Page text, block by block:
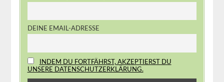
DEINE EMAIL-ADRESSE
INDEM DU FORTFÄHRST, AKZEPTIERST DU
UNSERE DATENSCHUTZERKLÄRUNG.